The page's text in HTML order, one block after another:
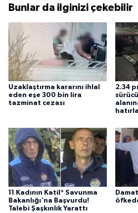
Bunlar da ilginizi çekebilir
Uzaklaştırma kararını ihlal
eden eşe 300 bin lira
tazminat cezası
2.34
11 Kadının Katil* Savunma
Bakanlığı'na Başvurdu!
Talebi Şaşkınlık Yarattı